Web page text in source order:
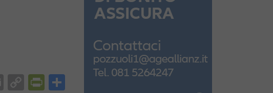
EmailCopyPrintFriendly
Condividi